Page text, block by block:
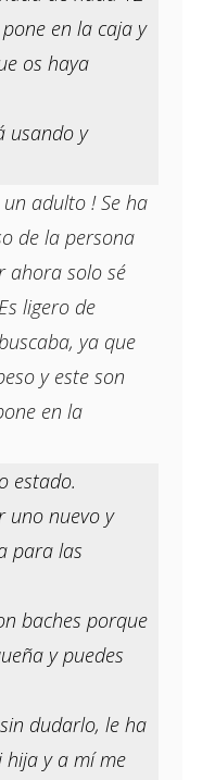
en la caja y
os haya
usando y
adulto ! Se ha
de la persona
ahora solo sé
ligero de
ya que
y este son
en la
estado.
uno nuevo y
para las
baches porque
y puedes
dudarlo, le ha
hija y a mí me